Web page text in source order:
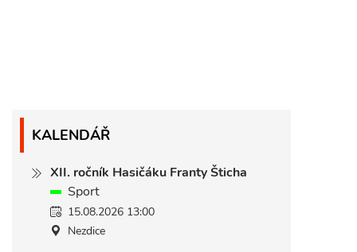
KALENDÁŘ
XII. ročník Hasičáku Franty Šticha
Sport
15.08.2026 13:00
Nezdice